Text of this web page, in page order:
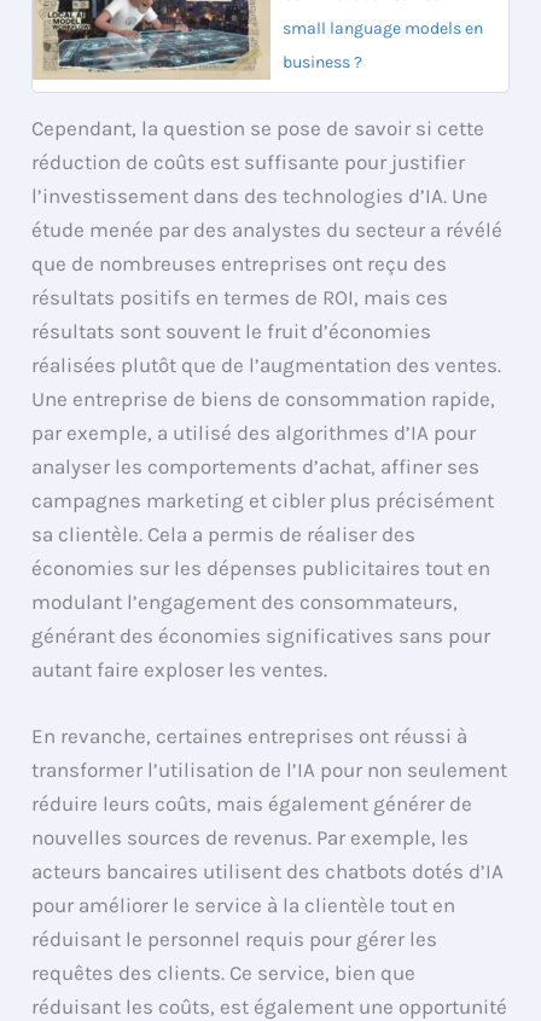
small language models en
business ?
Cependant, la question se pose de savoir si cette
réduction de coûts est suffisante pour justifier
l’investissement dans des technologies d’IA. Une
étude menée par des analystes du secteur a révélé
que de nombreuses entreprises ont reçu des
résultats positifs en termes de ROI, mais ces
résultats sont souvent le fruit d’économies
réalisées plutôt que de l’augmentation des ventes.
Une entreprise de biens de consommation rapide,
par exemple, a utilisé des algorithmes d’IA pour
analyser les comportements d’achat, affiner ses
campagnes marketing et cibler plus précisément
sa clientèle. Cela a permis de réaliser des
économies sur les dépenses publicitaires tout en
modulant l’engagement des consommateurs,
générant des économies significatives sans pour
autant faire exploser les ventes.
En revanche, certaines entreprises ont réussi à
transformer l’utilisation de l’IA pour non seulement
réduire leurs coûts, mais également générer de
nouvelles sources de revenus. Par exemple, les
acteurs bancaires utilisent des chatbots dotés d’IA
pour améliorer le service à la clientèle tout en
réduisant le personnel requis pour gérer les
requêtes des clients. Ce service, bien que
réduisant les coûts, est également une opportunité